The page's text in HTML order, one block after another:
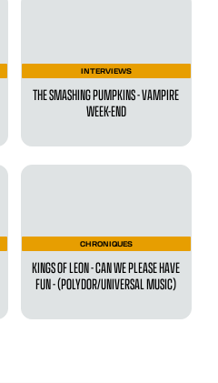
INTERVIEWS
THE SMASHING PUMPKINS - VAMPIRE
WEEK-END
CHRONIQUES
KINGS OF LEON - CAN WE PLEASE HAVE
FUN - (POLYDOR/UNIVERSAL MUSIC)